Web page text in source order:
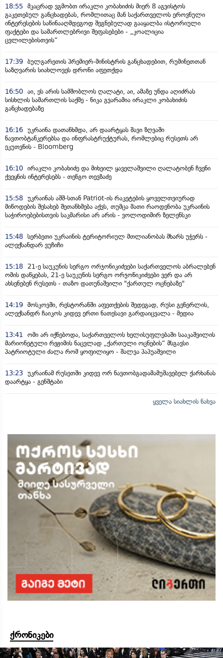
18:55 მკაცრად ვგმობთ ირაკლი კობახიძის მიერ 8 აგვისტოს
გაკეთებულ განცხადებას, რომლითაც მან საქართველოს ეროვნული
ინტერესების საწინააღმდეგოდ შეგნებულად გააყალბა ისტორიული
ფაქტები და სამართლებრივი შეფასებები - „კოალიცია
ცვლილებისთვის“
17:39 ბულგარეთის პრემიერ-მინისტრის განცხადებით, რუმინეთთან
საზღვარის სიახლოვეს დრონი აფეთქდა
16:50 აი, ეს არის სამშობლოს ღალატი, აი, ამაზე უნდა აღიძრას
სისხლის სამართლის საქმე - ნიკა გვარამია ირაკლი კობახიძის
განცხადებაზე
16:16 უკრაინა დათანხმდა, არ დაარტყას შავი ზღვაში
ნავთობტანკერებსა და ინფრასტრუქტურას, რომლებიც რუსეთს არ
ეკუთვნის - Bloomberg
16:10 ირაკლი კობახიძე და მიხეილ ყაველაშვილი ღალატობენ ჩვენი
ქვეყნის ინტერესებს - თენგო თევზაძე
15:58 უკრაინას აშშ-სთან Patriot-ის რაკეტების ყოველთვიურად
მიწოდების შესახებ შეთანხმება აქვს, თუმცა მათი რაოდენობა უკრაინის
საჭიროებებისთვის საკმარისი არ არის - ვოლოდიმირ ზელენსკი
15:48 სერბეთი უკრაინის ტერიტორიულ მთლიანობას მხარს უჭერს -
ალექსანდარ ვუჩიჩი
15:18
21-ე საუკუნის სერგო ორჯონიკიძეები საქართველოს აბრალებენ
ომის დაწყებას, 21-ე საუკუნის სერგო ორჯონიკიძეები ვერ და არ
ახსენებენ რუსეთს - თაზო დათუნაშვილი "ქართულ ოცნებაზე"
14:19 მოსკოვში, რესტორანში აფეთქების შედეგად, რუსი გენერლის,
ალექსანდრ ჩაიკოს კიდევ ერთი ნათესავი გარდაიცვალა - მედია
13:41
ომი არ იქნებოდა, საქართველოს ხელისუფლებაში სააკაშვილის
მარიონეტული რეჟიმის ნაცვლად „ქართული ოცნების“ მსგავსი
პატრიოტული ძალა რომ ყოფილიყო - შალვა პაპუაშვილი
13:23 უკრაინამ რუსეთში კიდევ ორ ნავთობგადამამუშავებელ ქარხანას
დაარტყა - გენშტაბი
ყველა სიახლის ნახვა
ქრონიკები